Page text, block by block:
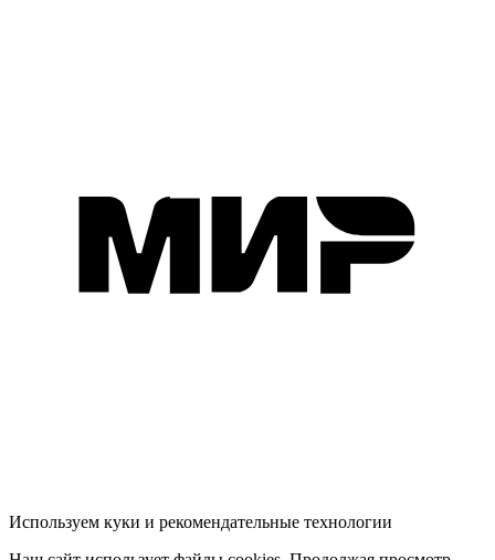
Используем куки и рекомендательные технологии